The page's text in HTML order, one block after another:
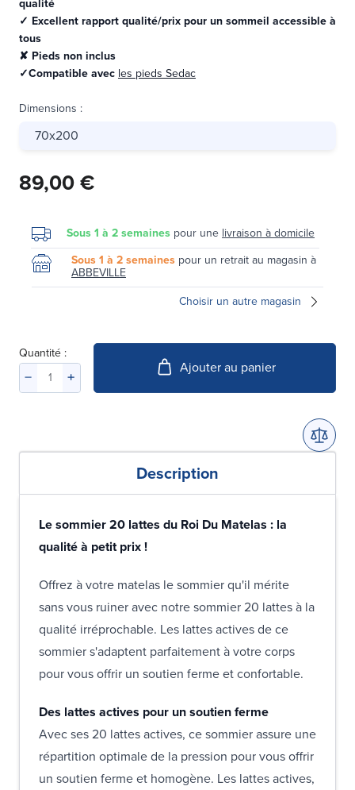
✓ Excellent rapport qualité/prix pour un sommeil accessible à
tous
✘ Pieds non inclus
✓Compatible avec les pieds Sedac
Dimensions :
70x200
89,00 €
Sous 1 à 2 semaines pour une livraison à domicile
Sous 1 à 2 semaines pour un retrait au magasin à
ABBEVILLE
Choisir un autre magasin
Quantité :
Ajouter au panier
Description
Le sommier 20 lattes du Roi Du Matelas : la
qualité à petit prix !
Offrez à votre matelas le sommier qu'il mérite
sans vous ruiner avec notre sommier 20 lattes à la
qualité irréprochable. Les lattes actives de ce
sommier s'adaptent parfaitement à votre corps
pour vous offrir un soutien ferme et confortable.
Des lattes actives pour un soutien ferme
Avec ses 20 lattes actives, ce sommier assure une
répartition optimale de la pression pour vous offrir
un soutien ferme et homogène. Les lattes actives,